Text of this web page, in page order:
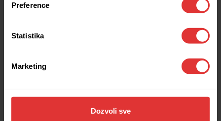
Preference
Statistika
Marketing
Dozvoli sve